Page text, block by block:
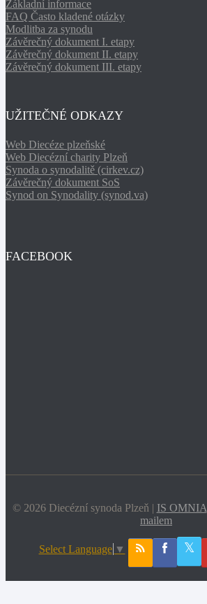
Základní informace
FAQ Často kladené otázky
Modlitba za synodu
Závěrečný dokument I. etapy
Závěrečný dokument II. etapy
Závěrečný dokument III. etapy
UŽITEČNÉ ODKAZY
Web Diecéze plzeňské
Web Diecézní charity Plzeň
Synoda o synodalitě (cirkev.cz)
Závěrečný dokument SoS
Synod on Synodality (synod.va)
FACEBOOK
© 2026 Diecézní synoda Plzeň | IS OMNIA
mailem
Select Language ▼